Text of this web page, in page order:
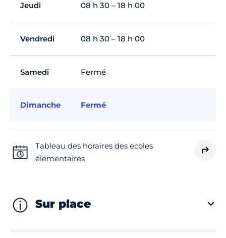
Jeudi 08 h 30 – 18 h 00
Vendredi 08 h 30 – 18 h 00
Samedi Fermé
Dimanche Fermé
Tableau des horaires des ecoles
élémentaires
Sur place